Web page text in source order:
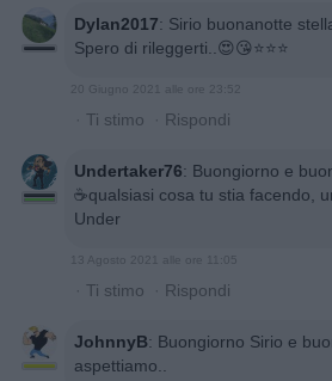
Dylan2017: Sirio buonanotte
Spero di rileggerti..😍😘⭐️⭐️⭐️
20 Giugno 2021 alle ore 23:52
· Ti stimo · Rispondi
Undertaker76: Buongiorno e
☕qualsiasi cosa tu stia facendo,
Under
13 Agosto 2021 alle ore 11:05
· Ti stimo · Rispondi
JohnnyB: Buongiorno Sirio e
aspettiamo..